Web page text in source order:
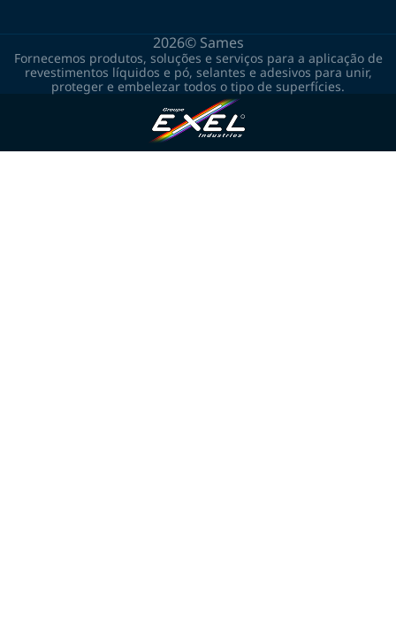
2026© Sames
Fornecemos produtos, soluções e serviços para a aplicação de
revestimentos líquidos e pó, selantes e adesivos para unir,
proteger e embelezar todos o tipo de superfícies.